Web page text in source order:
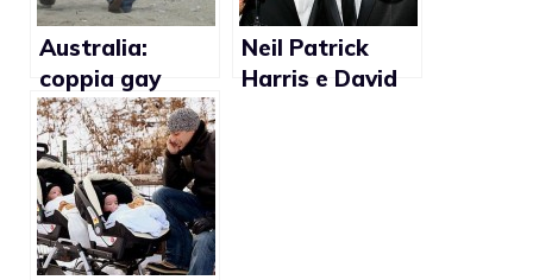
adozioni per le
coppie gay”
Australia:
coppia gay
ottiene la
custodia
esclusiva delle
figlie nate da
madre
surrogata
Neil Patrick
Harris e David